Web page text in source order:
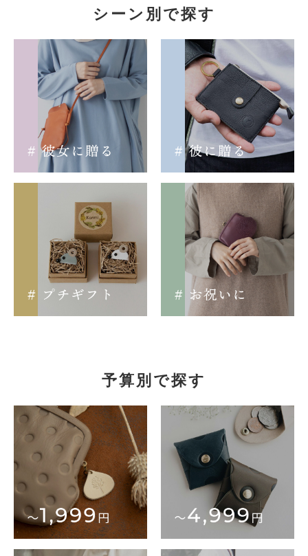
シーン別で探す
予算別で探す